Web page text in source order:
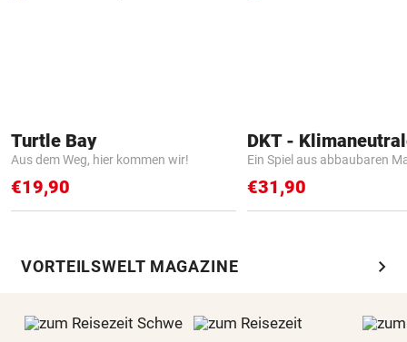
Turtle Bay
Aus dem Weg, hier kommen wir!
€19,90
Ein Spiel aus abbaubaren
€31,90
VORTEILSWELT MAGAZINE chevron_right